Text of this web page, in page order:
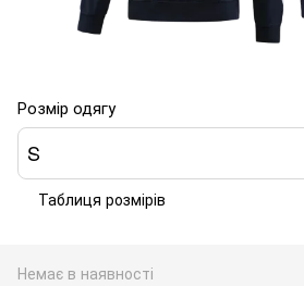
Розмір одягу
S
Таблиця розмірів
Немає в наявності